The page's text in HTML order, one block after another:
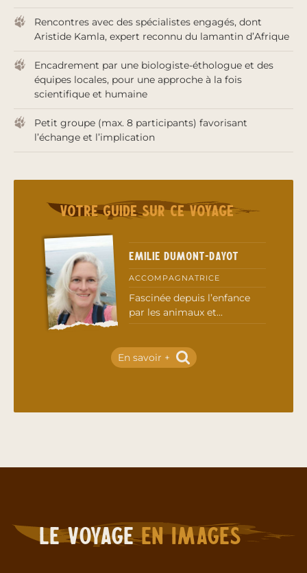
Rencontres avec des spécialistes engagés, dont
Aristide Kamla, expert reconnu du lamantin d’Afrique
Encadrement par une biologiste-éthologue et des
équipes locales, pour une approche à la fois
scientifique et humaine
Petit groupe (max. 8 participants) favorisant
l’échange et l’implication
Votre guide sur ce voyage
Emilie Dumont-Dayot
ACCOMPAGNATRICE
Fascinée depuis l’enfance
par les animaux et...
En savoir +
Le voyageen images